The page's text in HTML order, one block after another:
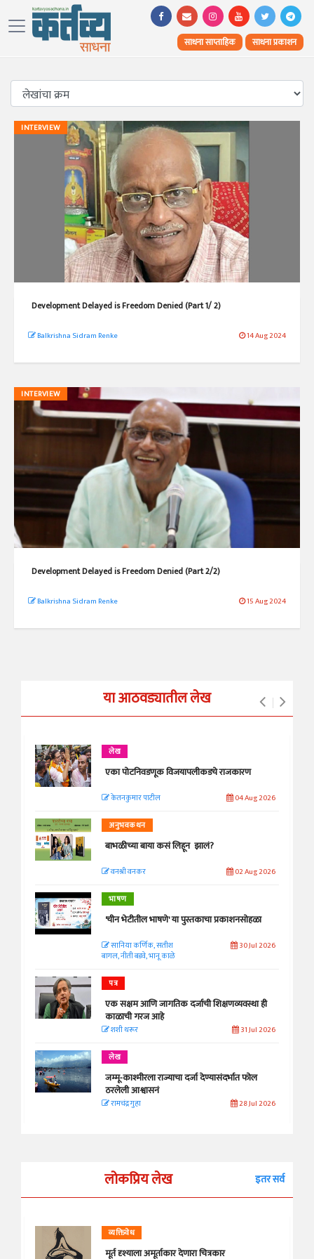
साधना साप्ताहिक साधना प्रकाशन
INTERVIEW
Development Delayed is Freedom Denied (Part 1/ 2)
Balkrishna Sidram Renke 14 Aug 2024
INTERVIEW
Development Delayed is Freedom Denied (Part 2/2)
Balkrishna Sidram Renke 15 Aug 2024
या आठवड्यातील लेख
लेख
एका पोटनिवडणूक विजयापलीकडचे राजकारण
केतनकुमार पाटील 04 Aug 2026
अनुभवकथन
बाभळीच्या बाया कसं लिहून झालं?
वनश्री वनकर 02 Aug 2026
भाषण
'चीन भेटीतील भाषणे' या पुस्तकाचा प्रकाशनसोहळा
सानिया कर्णिक, सतीश
बागल, नीती बडवे, भानू काळे
30 Jul 2026
पत्र
एक सक्षम आणि जागतिक दर्जाची शिक्षणव्यवस्था ही
काळाची गरज आहे
शशी थरूर 31 Jul 2026
लेख
जम्मू-काश्मीरला राज्याचा दर्जा देण्यासंदर्भात फोल
ठरलेली आश्वासनं
रामचंद्र गुहा 28 Jul 2026
लोकप्रिय लेख इतर सर्व
व्यक्तिवेध
मूर्त दृश्याला अमूर्ताकार देणारा चित्रकार